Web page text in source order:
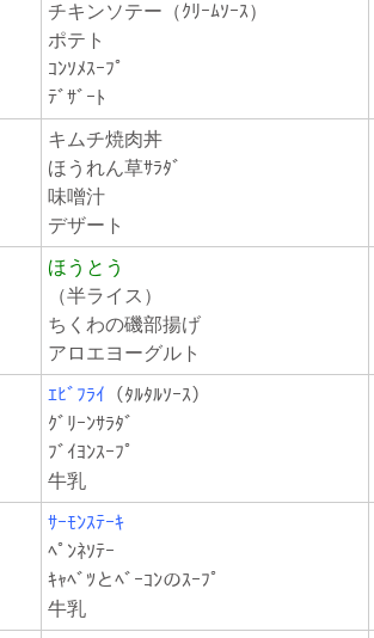
チキンソテー（ｸﾘｰﾑｿｰｽ）
ポテト
ｺﾝｿﾒｽｰﾌﾟ
ﾃﾞｻﾞｰﾄ
キムチ焼肉丼
ほうれん草ｻﾗﾀﾞ
味噌汁
デザート
ほうとう
（半ライス）
ちくわの磯部揚げ
アロエヨーグルト
ｴﾋﾞﾌﾗｲ （ﾀﾙﾀﾙｿｰｽ）
ｸﾞﾘｰﾝｻﾗﾀﾞ
ﾌﾞｲﾖﾝｽｰﾌﾟ
牛乳
ｻｰﾓﾝｽﾃｰｷ
ﾍﾟﾝﾈｿﾃｰ
ｷｬﾍﾞﾂとﾍﾞｰｺﾝのｽｰﾌﾟ
牛乳